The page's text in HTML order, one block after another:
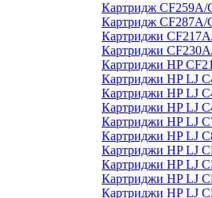
Картридж CF259A/
Картридж CF287A/
Картриджи
Картриджи
Картриджи HP
Картриджи HP LJ
Картриджи HP LJ
Картриджи HP LJ
Картриджи HP LJ
Картриджи HP LJ
Картриджи HP LJ
Картриджи HP LJ
Картриджи HP LJ
Картриджи HP LJ